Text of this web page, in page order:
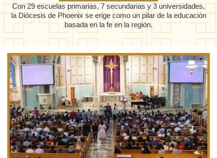
Con 29 escuelas primarias, 7 secundarias y 3 universidades,
la Diócesis de Phoenix se erige como un pilar de la educación
basada en la fe en la región.